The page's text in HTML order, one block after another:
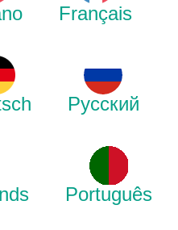
Français
Русский
Português